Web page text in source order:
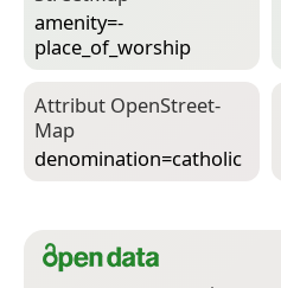
amenity=­
place_of_worship
Attribut Open­Street­
Map
denomination=­catholic